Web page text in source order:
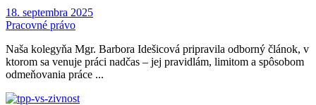
18. septembra 2025
Pracovné právo
Naša kolegyňa Mgr. Barbora Idešicová pripravila odborný článok, v
ktorom sa venuje práci nadčas – jej pravidlám, limitom a spôsobom
odmeňovania práce ...